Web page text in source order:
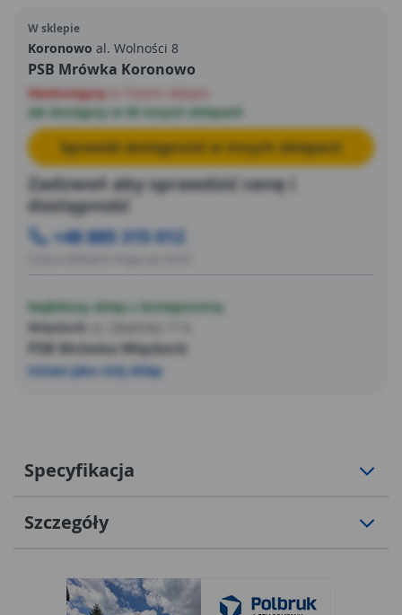
powodując charakterystyczny efekt „krwawienia”, który
ułatwia identyfikację miejsc wymagających dokładnego
czyszczenia.
W sklepie
Koronowo al. Wolności 8
PSB Mrówka Koronowo
Niedostępny
ale dostępny w 60 innych sklepach
Sprawdź dostępność w innych sklepach
Zadzwoń aby sprawdzić cenę i
dostępność
+48 885 315 012
Najbliższy sklep z dostępnością
Więcbork
PSB Mrówka Więcbork
Ustaw jako mój sklep
Specyfikacja
Szczegóły